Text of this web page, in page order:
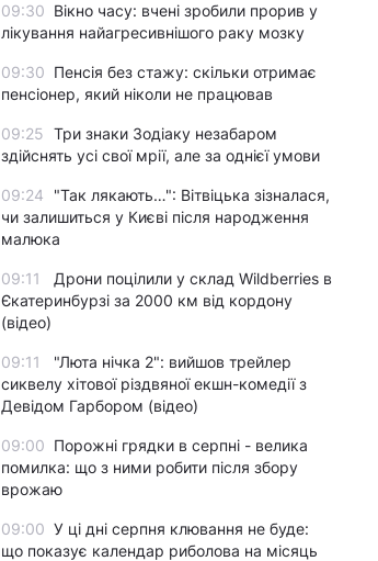
09:30 Вікно часу: вчені зробили прорив у
лікування найагресивнішого раку мозку
09:30 Пенсія без стажу: скільки отримає
пенсіонер, який ніколи не працював
09:25 Три знаки Зодіаку незабаром
здійснять усі свої мрії, але за однієї умови
09:24
"Так лякають…": Вітвіцька зізналася,
чи залишиться у Києві після народження
малюка
09:11
Дрони поцілили у склад Wildberries в
Єкатеринбурзі за 2000 км від кордону
(відео)
09:11
"Люта нічка 2": вийшов трейлер
сиквелу хітової різдвяної екшн-комедії з
Девідом Гарбором (відео)
09:00 Порожні грядки в серпні - велика
помилка: що з ними робити після збору
врожаю
09:00 У ці дні серпня клювання не буде:
що показує календар риболова на місяць